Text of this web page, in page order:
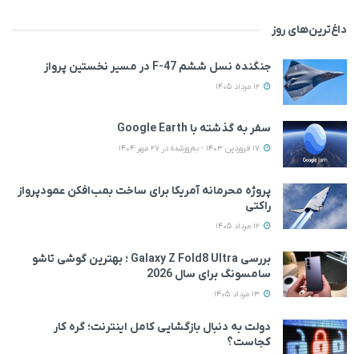
داغ‌ترین‌های روز
جنگنده نسل ششم F-47 در مسیر نخستین پرواز
سفر به گذشته با Google Earth
پروژه محرمانه آمریکا برای ساخت بمب‌افکن عمودپرواز
راکتی
بررسی Galaxy Z Fold8 Ultra ؛ بهترین گوشی تاشو
سامسونگ برای سال 2026
دولت به دنبال بازگشایی کامل اینترنت؛ گره کار
کجاست؟